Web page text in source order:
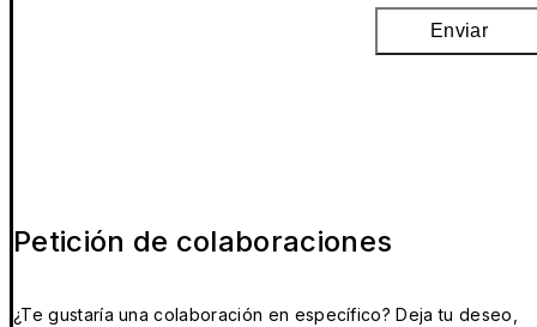
Enviar
Petición de colaboraciones
¿Te gustaría una colaboración en específico? Deja tu deseo,